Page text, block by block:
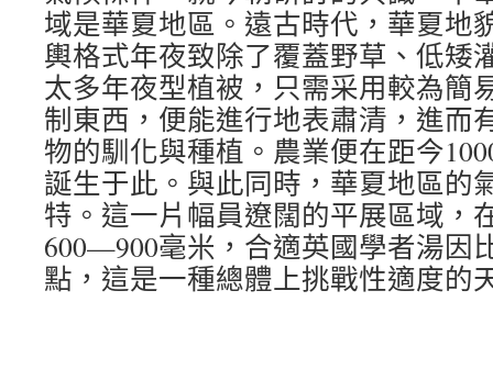
域是華夏地區。遠古時代，華夏地
輿格式年夜致除了覆蓋野草、低矮
太多年夜型植被，只需采用較為簡
制東西，便能進行地表肅清，進而
物的馴化與種植。農業便在距今
誕生于此。與此同時，華夏地區的
特。這一片幅員遼闊的平展區域，
600—900毫米，合適英國學者湯因
點，這是一種總體上挑戰性適度的